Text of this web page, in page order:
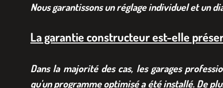
Nous garantissons un réglage individuel et un
La garantie constructeur est-elle
Dans la majorité des cas, les garages
qu'un programme optimisé a été installé. De